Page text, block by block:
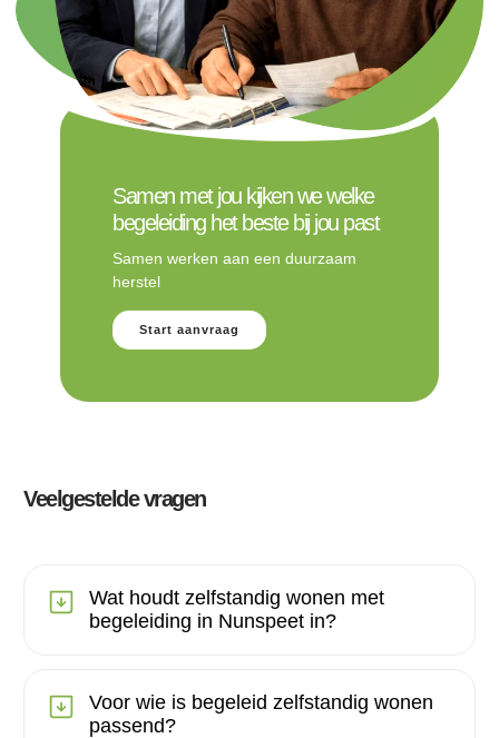
Samen met jou kijken we welke
begeleiding het beste bij jou past
Samen werken aan een duurzaam
herstel
Start aanvraag
Veelgestelde vragen
Wat houdt zelfstandig wonen met
begeleiding in Nunspeet in?
Voor wie is begeleid zelfstandig wonen
passend?